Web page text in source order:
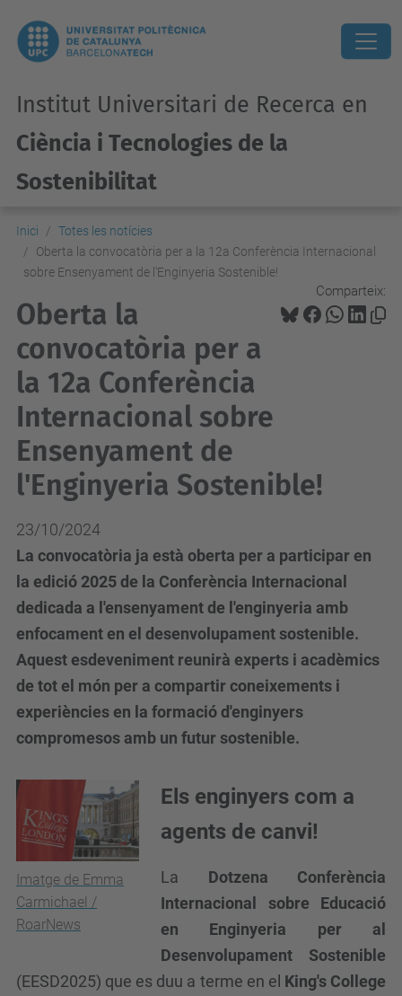
Institut Universitari de Recerca en
Ciència i Tecnologies de la
Sostenibilitat
Inici
Totes les notícies
Oberta la convocatòria per a la 12a Conferència Internacional
sobre Ensenyament de l'Enginyeria Sostenible!
Comparteix:
Oberta la
convocatòria per a
la 12a Conferència
Internacional sobre
Ensenyament de
l'Enginyeria Sostenible!
23/10/2024
La convocatòria ja està oberta per a participar en
la edició 2025 de la Conferència Internacional
dedicada a l'ensenyament de l'enginyeria amb
enfocament en el desenvolupament sostenible.
Aquest esdeveniment reunirà experts i acadèmics
de tot el món per a compartir coneixements i
experiències en la formació d'enginyers
compromesos amb un futur sostenible.
Imatge de Emma
Carmichael /
RoarNews
Els enginyers com a
agents de canvi!
La Dotzena Conferència
Internacional sobre Educació
en Enginyeria per al
Desenvolupament Sostenible
(EESD2025) que es duu a terme en el King's College